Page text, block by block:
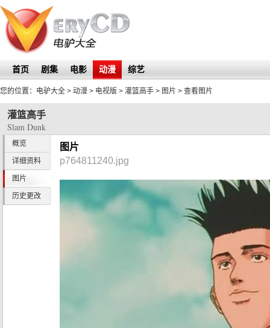
首页 剧集 电影 动漫 综艺
您的位置： 电驴大全 > 动漫 > 电视版 > 灌篮高手 > 图片 > 查看图片
灌篮高手
Slam Dunk
概览
详细资料
图片
历史更改
图片
p764811240.jpg